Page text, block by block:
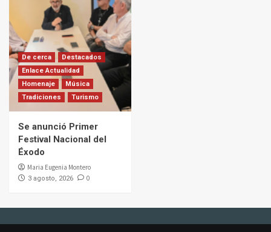
De cerca
Destacados
Enlace Actualidad
Homenaje
Música
Tradiciones
Turismo
Se anunció Primer
Festival Nacional del
Éxodo
Maria Eugenia Montero
3 agosto, 2026 0